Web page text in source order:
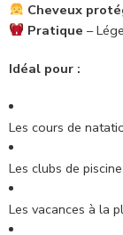
Cheveux
Pratique –
Idéal pour :
Les cours de
Les clubs de piscine
Les vacances à la